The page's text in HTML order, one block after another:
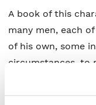
A book of this
many men, each
of his own, some
circumstances, to
located in large
work can be